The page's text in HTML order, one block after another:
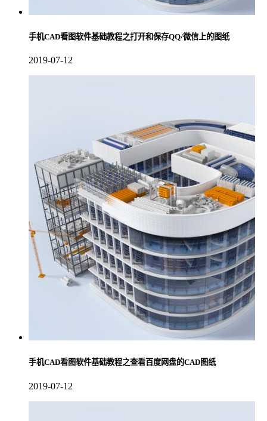
手机CAD看图软件基础教程之打开和保存QQ/微信上的图纸
2019-07-12
手机CAD看图软件基础教程之查看百度网盘的CAD图纸
2019-07-12